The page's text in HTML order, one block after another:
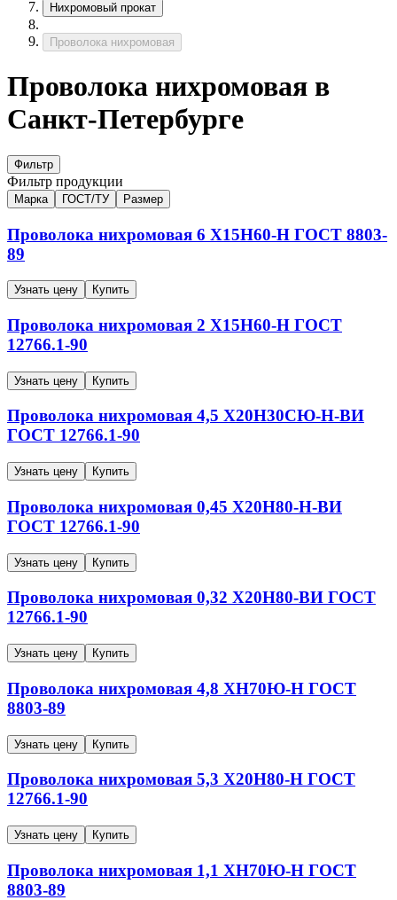
Нихромовый прокат
Проволока нихромовая
Проволока нихромовая в
Санкт-Петербурге
Фильтр
Фильтр продукции
Марка ГОСТ/ТУ Размер
Проволока нихромовая 6 Х15Н60-Н ГОСТ 8803-
89
Узнать цену Купить
Проволока нихромовая 2 Х15Н60-Н ГОСТ
12766.1-90
Узнать цену Купить
Проволока нихромовая 4,5 Х20Н30СЮ-Н-ВИ
ГОСТ 12766.1-90
Узнать цену Купить
Проволока нихромовая 0,45 Х20Н80-Н-ВИ
ГОСТ 12766.1-90
Узнать цену Купить
Проволока нихромовая 0,32 Х20Н80-ВИ ГОСТ
12766.1-90
Узнать цену Купить
Проволока нихромовая 4,8 ХН70Ю-Н ГОСТ
8803-89
Узнать цену Купить
Проволока нихромовая 5,3 Х20Н80-Н ГОСТ
12766.1-90
Узнать цену Купить
Проволока нихромовая 1,1 ХН70Ю-Н ГОСТ
8803-89